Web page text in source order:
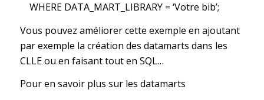
WHERE DATA_MART_LIBRARY = ‘Votre bib’;
Vous pouvez améliorer cette exemple en ajoutant
par exemple la création des datamarts dans les
CLLE ou en faisant tout en SQL…
Pour en savoir plus sur les datamarts